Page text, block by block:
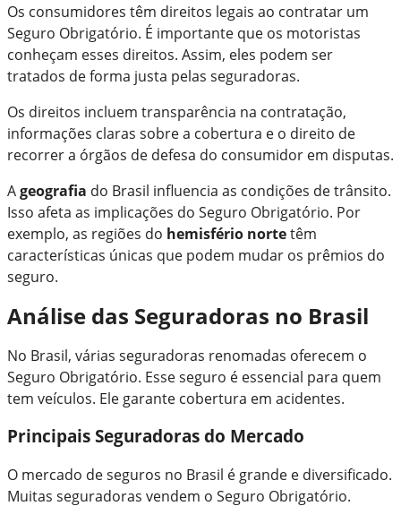
Os consumidores têm direitos legais ao contratar um
Seguro Obrigatório. É importante que os motoristas
conheçam esses direitos. Assim, eles podem ser
tratados de forma justa pelas seguradoras.
Os direitos incluem transparência na contratação,
informações claras sobre a cobertura e o direito de
recorrer a órgãos de defesa do consumidor em disputas.
Ageografia do Brasil influencia as condições de trânsito.
Isso afeta as implicações do Seguro Obrigatório. Por
exemplo, as regiões do hemisfério nortetêm
características únicas que podem mudar os prêmios do
seguro.
Análise das Seguradoras no Brasil
No Brasil, várias seguradoras renomadas oferecem o
Seguro Obrigatório. Esse seguro é essencial para quem
tem veículos. Ele garante cobertura em acidentes.
Principais Seguradoras do Mercado
O mercado de seguros no Brasil é grande e diversificado.
Muitas seguradoras vendem o Seguro Obrigatório.